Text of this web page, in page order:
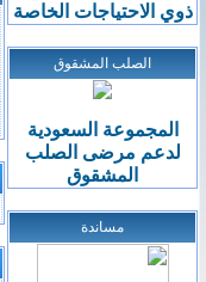
ذوي الاحتياجات الخاصة
الصلب المشقوق
المجموعة السعودية
لدعم مرضى الصلب
المشقوق
مساندة